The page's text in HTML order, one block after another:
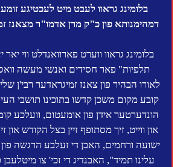
בלומינג גראוו לעבט מיט לעכטיגע
דמהימנותא פון כ"ק מרן אדמו"ר מצאנז
בלומינג גראוו ווערט פארוואנדלט ווי
תלפיות" פאר חסידים ואנשי מעשה
לאורו הבהיר פון צאנז זמיגראדער רבי'ן
קובע מקום משכן קדשו בתוכינו תושבי
הונדערטער אידן פון אומעטום, וועלכע
און ווייט, זיך מסתופף זיין בצל הקודש און
ישועה ורחמים, האבן די זעלבע הרגשה
עלינו תמיד", האבנדיג די זכי' צו